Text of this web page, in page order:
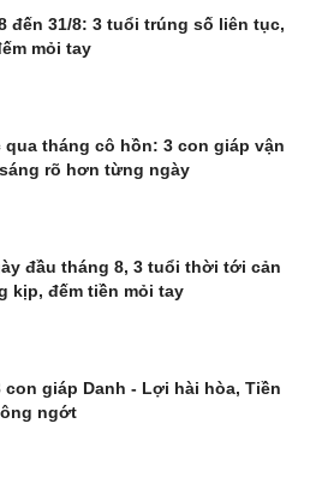
đến 31/8: 3 tuổi trúng số liên tục,
mỏi tay
qua tháng cô hồn: 3 con giáp vận
rõ hơn từng ngày
đầu tháng 8, 3 tuổi thời tới cản
kịp, đếm tiền mỏi tay
con giáp Danh - Lợi hài hòa, Tiền
ngớt